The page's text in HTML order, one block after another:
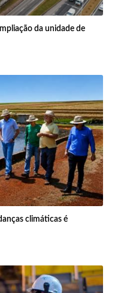
da unidade de
climáticas é